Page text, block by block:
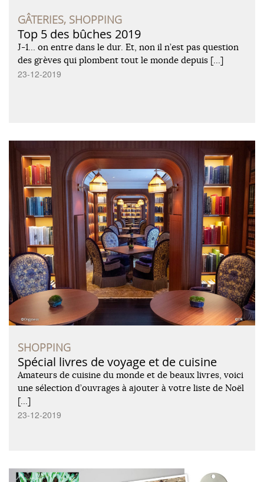
GÂTERIES, SHOPPING
Top 5 des bûches 2019
J-1… on entre dans le dur. Et, non il n’est pas question
des grèves qui plombent tout le monde depuis […]
23-12-2019
SHOPPING
Spécial livres de voyage et de cuisine
Amateurs de cuisine du monde et de beaux livres, voici
une sélection d’ouvrages à ajouter à votre liste de Noël
[…]
23-12-2019